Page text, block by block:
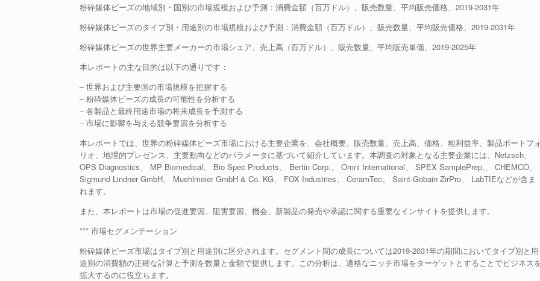
粉砕媒体ビーズの地域別・国別の市場規模および予測：消費金額（百万ドル）、販売数量、平均販売価格、2019-2031年
粉砕媒体ビーズのタイプ別・用途別の市場規模および予測：消費金額（百万ドル）、販売数量、平均販売価格、2019-2031年
粉砕媒体ビーズの世界主要メーカーの市場シェア、売上高（百万ドル）、販売数量、平均販売単価、2019-2025年
本レポートの主な目的は以下の通りです：
– 世界および主要国の市場規模を把握する
– 粉砕媒体ビーズの成長の可能性を分析する
– 各製品と最終用途市場の将来成長を予測する
– 市場に影響を与える競争要因を分析する
本レポートでは、世界の粉砕媒体ビーズ市場における主要企業を、会社概要、販売数量、売上高、価格、粗利益率、製品ポートフォ
リオ、地理的プレゼンス、主要動向などのパラメータに基づいて紹介しています。本調査の対象となる主要企業には、Netzsch、
OPS Diagnostics、 MP Biomedical、 Bio Spec Products、 Bertin Corp.、 Omni International、 SPEX SamplePrep.、 CHEMCO、
Sigmund Lindner GmbH、 Muehlmeier GmbH & Co. KG、 FOX Industries、 CeramTec、 Saint-Gobain ZirPro、 LabTIEなどが含ま
れます。
また、本レポートは市場の促進要因、阻害要因、機会、新製品の発売や承認に関する重要なインサイトを提供します。
*** 市場セグメンテーション
粉砕媒体ビーズ市場はタイプ別と用途別に区分されます。セグメント間の成長については2019-2031年の期間においてタイプ別と用
途別の消費額の正確な計算と予測を数量と金額で提供します。この分析は、適格なニッチ市場をターゲットとすることでビジネス
拡大するのに役立ちます。